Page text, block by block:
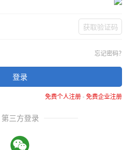
获取验证码
忘记密码？
登录
免费个人注册-免费企业注册
第三方登录